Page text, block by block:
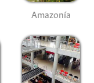
Amazonía